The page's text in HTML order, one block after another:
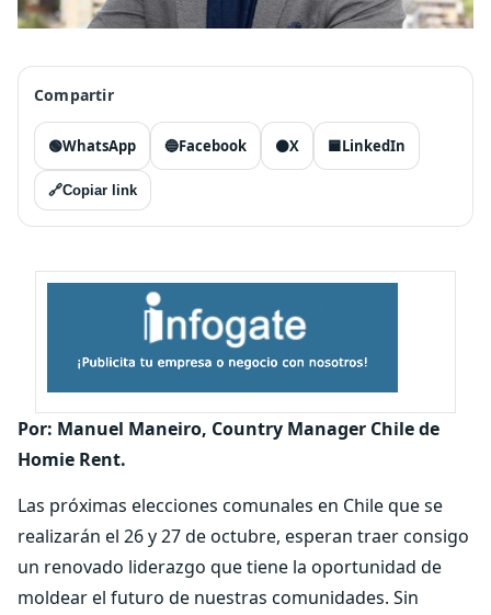
Compartir
🟢WhatsApp 🔵Facebook ⚫X 🟦LinkedIn
🔗Copiar link
Por: Manuel Maneiro, Country Manager Chile de
Homie Rent.
Las próximas elecciones comunales en Chile que se
realizarán el 26 y 27 de octubre, esperan traer consigo
un renovado liderazgo que tiene la oportunidad de
moldear el futuro de nuestras comunidades. Sin